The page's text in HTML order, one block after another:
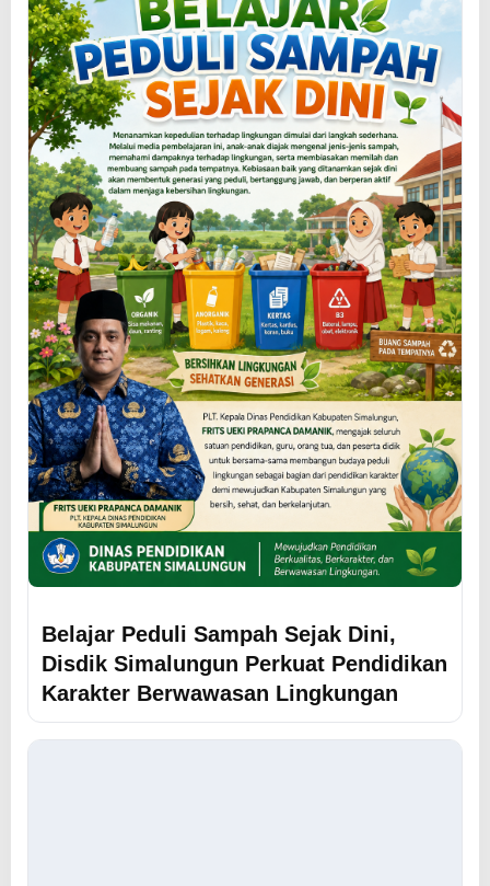
Belajar Peduli Sampah Sejak Dini,
Disdik Simalungun Perkuat Pendidikan
Karakter Berwawasan Lingkungan